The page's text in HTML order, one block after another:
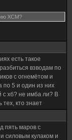
ХСМ?
есть такое
взводам по
с огнемётом и
по 5 и один из них
с хб? не имба ли? В
тех, кто знает
пять маров с
силовым кулаком и